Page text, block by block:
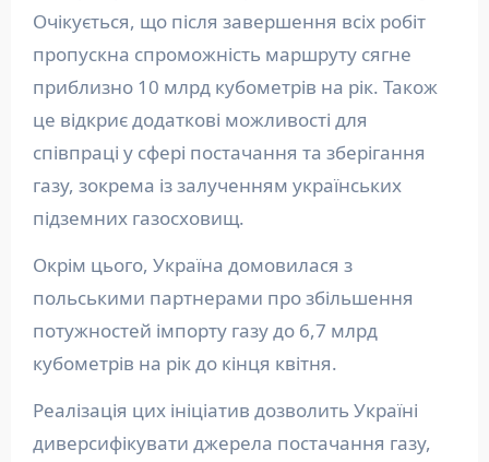
Очікується, що після завершення всіх робіт
пропускна спроможність маршруту сягне
приблизно 10 млрд кубометрів на рік. Також
це відкриє додаткові можливості для
співпраці у сфері постачання та зберігання
газу, зокрема із залученням українських
підземних газосховищ.
Окрім цього, Україна домовилася з
польськими партнерами про збільшення
потужностей імпорту газу до 6,7 млрд
кубометрів на рік до кінця квітня.
Реалізація цих ініціатив дозволить Україні
диверсифікувати джерела постачання газу,